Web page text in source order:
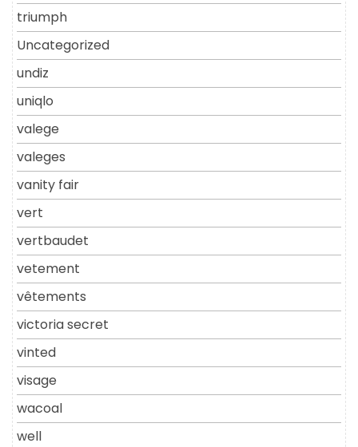
triumph
Uncategorized
undiz
uniqlo
valege
valeges
vanity fair
vert
vertbaudet
vetement
vêtements
victoria secret
vinted
visage
wacoal
well